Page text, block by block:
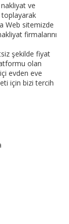
ve
toplayarak
Web sitemizde
firmalarını
şekilde fiyat
olan
evden eve
için bizi tercih